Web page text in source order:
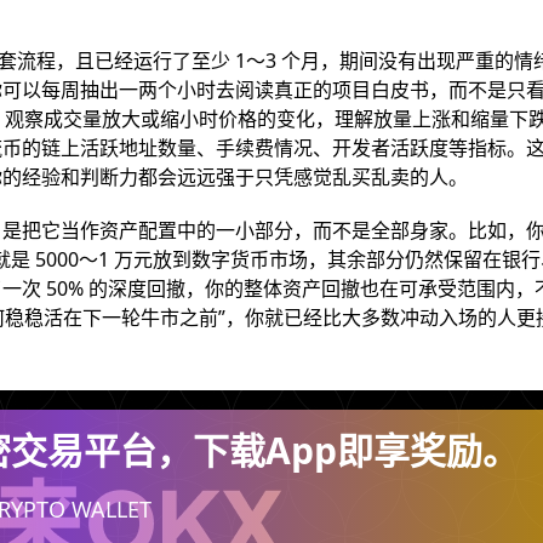
程，且已经运行了至少 1～3 个月，期间没有出现严重的情
以每周抽出一两个小时去阅读真正的项目白皮书，而不是只
察成交量放大或缩小时价格的变化，理解放量上涨和缩量下
的链上活跃地址数量、手续费情况、开发者活跃度等指标。
经验和判断力都会远远强于只凭感觉乱买乱卖的人。
把它当作资产配置中的一小部分，而不是全部身家。比如，
5000～1 万元放到数字货币市场，其余部分仍然保留在银
次 50% 的深度回撤，你的整体资产回撤也在可承受范围内，
稳活在下一轮牛市之前”，你就已经比大多数冲动入场的人更
易平台，下载App即享奖励。
WALLET